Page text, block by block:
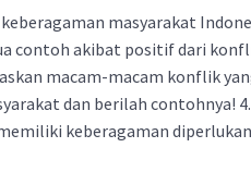
masyarakat Indonesia! 2. Jelaskan dan
contoh akibat positif dari
dan berilah contohnya! 4. Mengapa dalam
keberagaman diperlukan
yang kaya akan keberagaman